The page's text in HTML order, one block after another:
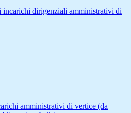
incarichi dirigenziali amministrativi di
amministrativi di vertice (da